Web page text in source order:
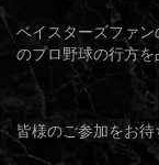
ベイスターズファ
のプロ野球の行方
皆様のご参加をお待